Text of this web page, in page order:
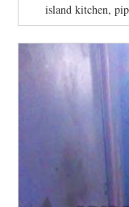
island kitchen,